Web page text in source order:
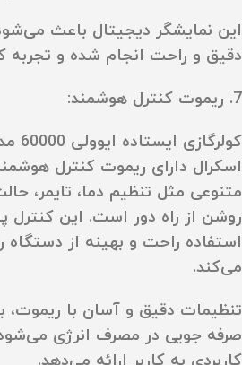
این نمایشگر دیجیتال باعث
دقیق و راحت انجام شده و تجربه
7. ریموت کنترل هوشمند:
اسکرال دارای ریموت کنترل
متنوعی مثل تنظیم دما، تایمر،
روشن از راه دور است. این کنترل
استفاده راحت و بهینه از دستگاه
می‌کند.
تنظیمات دقیق و آسان با ریموت،
صرفه‌ جویی در مصرف انرژی